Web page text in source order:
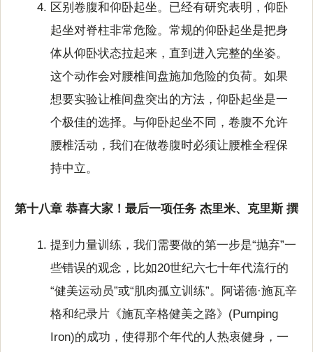
区别卷腹和仰卧起坐。已经有研究表明，仰卧
起坐对脊柱非常危险。常规的仰卧起坐是把身
体从仰卧状态拉起来，直到进入完整的坐姿。
这个动作会对腰椎间盘施加危险的负荷。如果
想要实验让椎间盘突出的方法，仰卧起坐是一
个极佳的选择。与仰卧起坐不同，卷腹不允许
腰椎活动，我们在做卷腹时必须让腰椎全程保
持中立。
第十八章 恭喜大家！最后一项任务 杰里米、克里斯 撰
提到力量训练，我们需要做的第一步是“抛弃”一
些错误的观念，比如20世纪六七十年代流行的
“健美运动员”或“肌肉孤立训练”。阿诺德·施瓦辛
格和纪录片《施瓦辛格健美之路》(Pumping
Iron)的成功，使得那个年代的人热衷健身，一